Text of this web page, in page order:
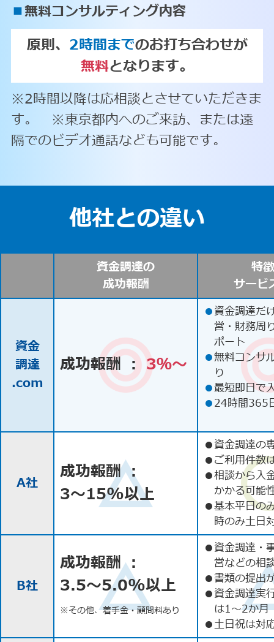
■無料コンサルティング内容
原則、 2時間までのお打ち合わせが
無料となります。
※2時間以降は応相談とさせていただきま
す。 ※東京都内へのご来訪、または遠
隔でのビデオ通話なども可能です。
他社との違い
資金調達の
成功報酬
特
サービ
資金
調達
.com
成功報酬 ： 3％〜
●資金調達だ
営・財務周
ポート
●無料コンサ
り
●最短即日で
●24時間365
A社
成功報酬 ：
3〜15%以上
●資金調達の
●ご利用件数
●相談から入
かかる可能
●基本平日の
時のみ土日
B社
成功報酬 ：
3.5〜5.0%以上
※その他、着手金・顧問料あり
●資金調達・
営などの相
●書類の提出
●資金調達実
は1〜2か月
●土日祝は対